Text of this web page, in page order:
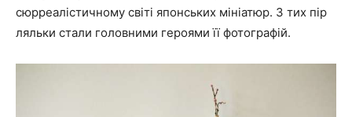
сюрреалістичному світі японських мініатюр. З тих пір
ляльки стали головними героями її фотографій.